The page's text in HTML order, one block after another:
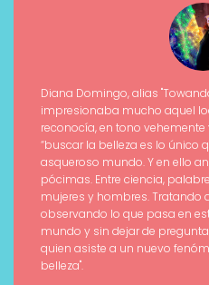
Diana Domingo, alias
impresionaba mucho aquel
reconocía, en tono
“buscar la belleza es lo único
asqueroso mundo. Y en ello
pócimas. Entre ciencia,
mujeres y hombres. Tratando
observando lo que pasa en
mundo y sin dejar de
quien asiste a un nuevo
belleza".